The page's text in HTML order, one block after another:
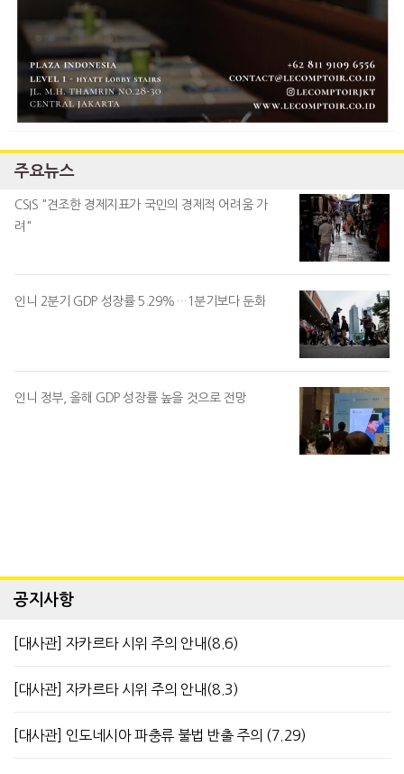
주요뉴스
CSIS "견조한 경제지표가 국민의 경제적 어려움 가
려"
인니 2분기 GDP 성장률 5.29%…1분기보다 둔화
인니 정부, 올해 GDP 성장률 높을 것으로 전망
공지사항
[대사관] 자카르타 시위 주의 안내(8.6)
[대사관] 자카르타 시위 주의 안내(8.3)
[대사관] 인도네시아 파충류 불법 반출 주의 (7.29)